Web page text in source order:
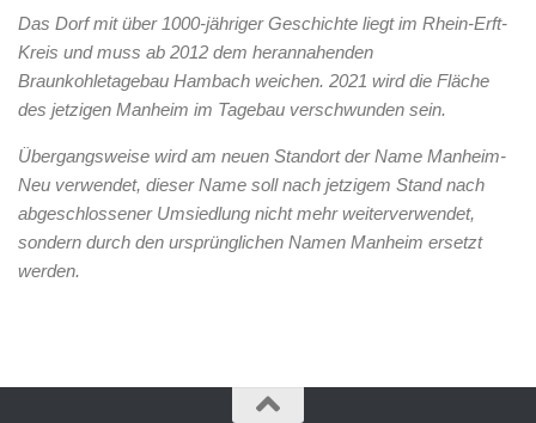
Das Dorf mit über 1000-jähriger Geschichte liegt im Rhein-Erft-
Kreis und muss ab 2012 dem herannahenden
Braunkohletagebau Hambach weichen. 2021 wird die Fläche
des jetzigen Manheim im Tagebau verschwunden sein.
Übergangsweise wird am neuen Standort der Name Manheim-
Neu verwendet, dieser Name soll nach jetzigem Stand nach
abgeschlossener Umsiedlung nicht mehr weiterverwendet,
sondern durch den ursprünglichen Namen Manheim ersetzt
werden.